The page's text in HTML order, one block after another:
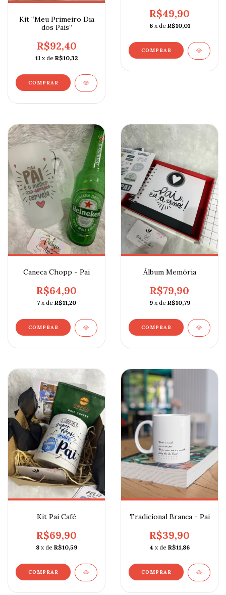
Kit “Meu Primeiro Dia
dos Pais”
R$92,40
11 x de R$10,32
R$49,90
6 x de R$10,01
Caneca Chopp - Pai
R$64,90
7 x de R$11,20
Álbum Memória
R$79,90
9 x de R$10,79
Kit Pai Café
R$69,90
8 x de R$10,59
Tradicional Branca - Pai
R$39,90
4 x de R$11,86